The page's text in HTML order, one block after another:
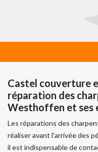
Castel couverture
réparation des
Westhoffen et ses
Les réparations des
réaliser avant l'arrivée des
il est indispensable de